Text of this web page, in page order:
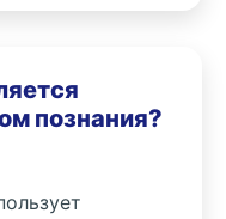
познания?